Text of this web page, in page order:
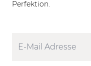
Perfektion.